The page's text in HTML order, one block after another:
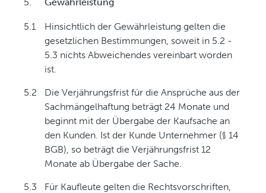
5.1
Hinsichtlich der Gewährleistung gelten die
gesetzlichen Bestimmungen, soweit in 5.2 -
5.3 nichts Abweichendes vereinbart worden
ist.
5.2
Die Verjährungsfrist für die Ansprüche aus der
Sachmängelhaftung beträgt 24 Monate und
beginnt mit der Übergabe der Kaufsache an
den Kunden. Ist der Kunde Unternehmer (§ 14
BGB), so beträgt die Verjährungsfrist 12
Monate ab Übergabe der Sache.
5.3
Für Kaufleute gelten die Rechtsvorschriften,